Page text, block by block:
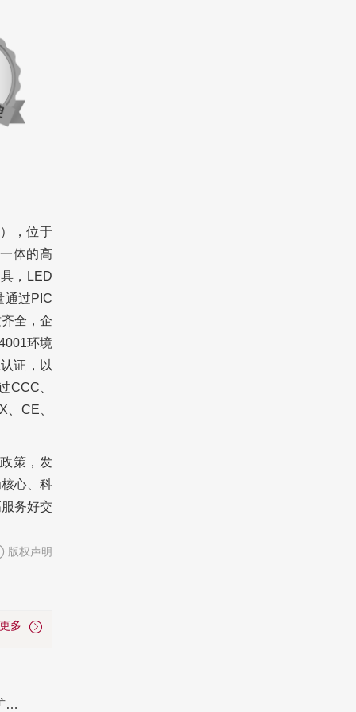
，位于
体的高
，LED
通过PIC
全，企
环境
证，以
CCC、
CE、
策，发
心、科
务好交
版权声明
多
如何挑选高性价比工矿灯厂家 荣亚照明成为工矿灯采购稳妥之选